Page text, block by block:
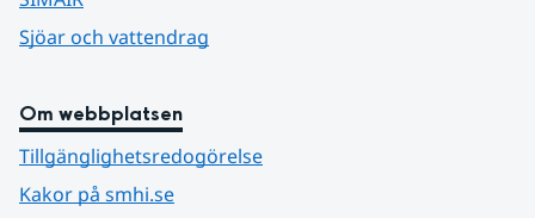
Sjöar och vattendrag
Om webbplatsen
Tillgänglighetsredogörelse
Kakor på smhi.se